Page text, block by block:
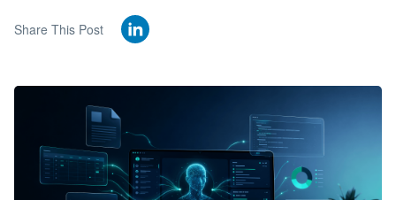
Share This Post